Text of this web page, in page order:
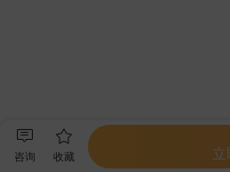
咨询 收藏 立